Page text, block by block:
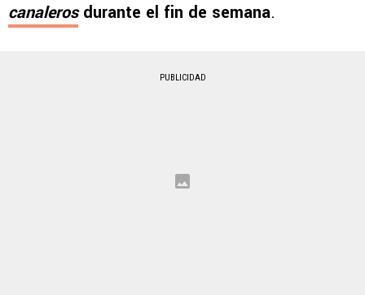
canalerosdurante el fin de semana.
PUBLICIDAD